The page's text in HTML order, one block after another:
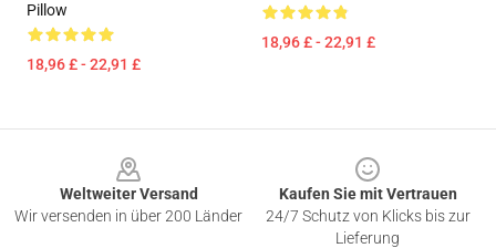
Pillow
18,96 £ - 22,91 £
18,96 £ - 22,91 £
Weltweiter Versand
Wir versenden in über 200 Länder
Kaufen Sie mit Vertrauen
24/7 Schutz von Klicks bis zur
Lieferung